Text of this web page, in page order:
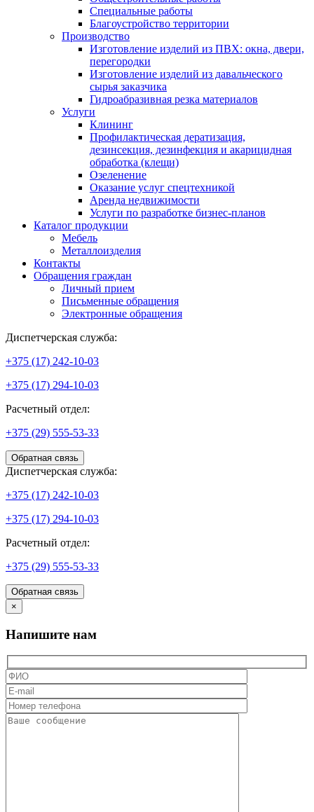
Специальные работы
Благоустройство территории
Производство
Изготовление изделий из ПВХ: окна, двери,
перегородки
Изготовление изделий из давальческого
сырья заказчика
Гидроабразивная резка материалов
Услуги
Клининг
Профилактическая дератизация,
дезинсекция, дезинфекция и акарицидная
обработка (клещи)
Озеленение
Оказание услуг спецтехникой
Аренда недвижимости
Услуги по разработке бизнес-планов
Каталог продукции
Мебель
Металлоизделия
Контакты
Обращения граждан
Личный прием
Письменные обращения
Электронные обращения
Диспетчерская служба:
+375 (17) 242-10-03
+375 (17) 294-10-03
Расчетный отдел:
+375 (29) 555-53-33
Обратная связь
Диспетчерская служба:
+375 (17) 242-10-03
+375 (17) 294-10-03
Расчетный отдел:
+375 (29) 555-53-33
Обратная связь
×
Напишите нам